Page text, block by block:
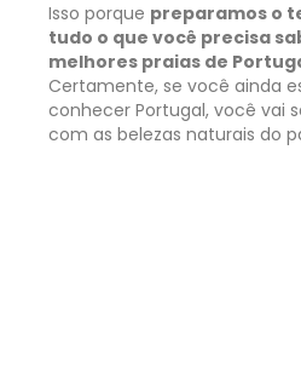
Isso porque preparamos o
tudo o que você precisa
melhores praias de
Certamente, se você ainda
conhecer Portugal, você vai
com as belezas naturais do